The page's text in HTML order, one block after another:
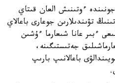
ءوتىنىش العان قىتاي
تۋىندىلارىن جوعارى باعالاي
ءبىر عانا شىعارما ءۇشىن
جەتىستىگىنە،
باعالانىپ بارىپ